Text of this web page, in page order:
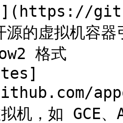
的虚拟机容
格式
机，如 GCE、